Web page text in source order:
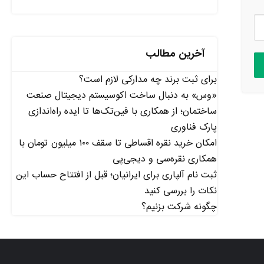
آخرین مطالب
برای ثبت برند چه مدارکی لازم است؟
«وس» به دنبال ساخت اکوسیستم دیجیتال صنعت
ساختمان؛ از همکاری با فین‌تک‌ها تا ایده راه‌اندازی
پارک فناوری
امکان خرید نقره اقساطی تا سقف ۱۰۰ میلیون تومان با
همکاری نقره‌سی و دیجی‌پی
ثبت نام آلپاری برای ایرانیان؛ قبل از افتتاح حساب این
نکات را بررسی کنید
چگونه شرکت بزنیم؟